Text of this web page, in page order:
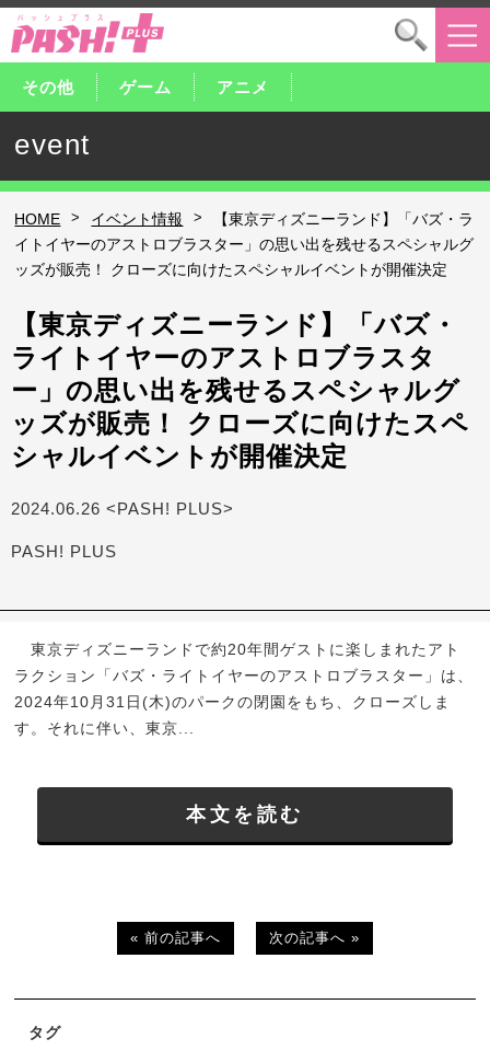
その他 ゲーム アニメ
event
HOME > イベント情報 >
【東京ディズニーランド】「バズ・ラ
イトイヤーのアストロブラスター」の思い出を残せるスペシャルグ
ッズが販売！ クローズに向けたスペシャルイベントが開催決定
【東京ディズニーランド】「バズ・
ライトイヤーのアストロブラスタ
ー」の思い出を残せるスペシャルグ
ッズが販売！ クローズに向けたスペ
シャルイベントが開催決定
2024.06.26 <PASH! PLUS>
PASH! PLUS
東京ディズニーランドで約20年間ゲストに楽しまれたアト
ラクション「バズ・ライトイヤーのアストロブラスター」は、
2024年10月31日(木)のパークの閉園をもち、クローズしま
す。それに伴い、東京...
本文を読む
« 前の記事へ 次の記事へ »
タグ